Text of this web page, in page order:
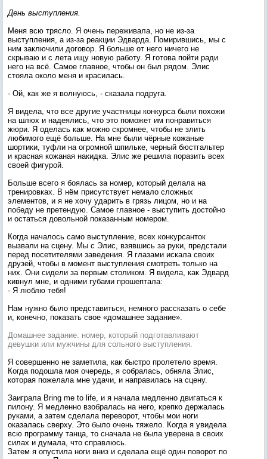
День выступления.
Меня всю трясло. Я очень переживала, но не из-за
выступления, а из-за реакции Эдварда. Помирившись, мы с
ним заключили договор. Я больше от него ничего не
скрываю и с лета ищу новую работу. Я готова пойти ради
него на всё. Самое главное, чтобы он был рядом. Элис
стояла около меня и красилась.
- Ой, как же я волнуюсь, - сказала подруга.
Я видела, что все другие участницы конкурса были похожи
на шлюх и надеялись, что это поможет им понравиться
жюри. Я оделась как можно скромнее, чтобы не злить
любимого ещё больше. На мне были чёрные кожаные
шортики, туфли на огромной шпильке, черный бюстгальтер
и красная кожаная накидка. Элис же решила поразить всех
своей фигурой.
Больше всего я боялась за номер, который делала на
тренировках. В нём присутствует немало сложных
элементов, и я не хочу ударить в грязь лицом, но и на
победу не претендую. Самое главное - выступить достойно
и остаться довольной показанным номером.
Когда началось само выступление, всех конкурсанток
вызвали на сцену. Мы с Элис, взявшись за руки, предстали
перед посетителями заведения. Я глазами искала своих
друзей, чтобы в момент выступления смотреть только на
них. Они сидели за первым столиком. Я видела, как Эдвард
кивнул мне, и одними губами прошептала:
- Я люблю тебя!
Нам нужно было представиться, немного рассказать о себе
и, конечно, показать свое «домашнее задание».
Домашнее задание: номер, который подготавливают
девушки или мужчины для сольного выступления.
Я совершенно не заметила, как быстро пролетело время.
Когда подошла моя очередь, я собралась, обняла Элис,
которая пожелала мне удачи, и направилась на сцену.
Заиграла Bring me to life, и я начала медленно двигаться к
пилону. Я медленно взобралась на него, крепко держалась
руками, а затем сделала переворот, чтобы мои ноги
оказалась сверху. Это было очень тяжело. Когда я увидела
всю программу танца, то сначала не была уверена в своих
силах и думала, что справлюсь.
Затем я опустила ноги вниз и сделала ещё один поворот по